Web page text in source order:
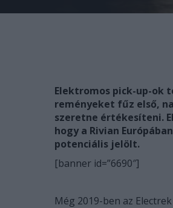
Elektromos pick-up-ok
reményeket fűz első,
szeretne értékesíteni.
hogy a Rivian
potenciális jelölt.
[banner id=”6690″]
Még 2019-ben az